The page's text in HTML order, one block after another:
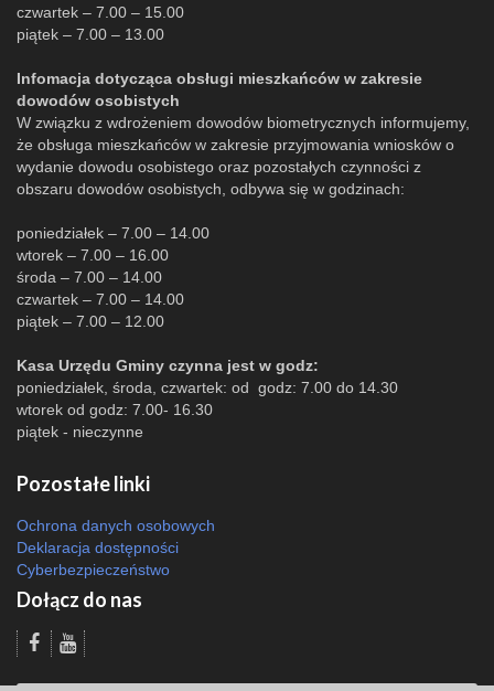
czwartek – 7.00 – 15.00
piątek – 7.00 – 13.00
Infomacja dotycząca obsługi mieszkańców w zakresie
dowodów osobistych
W związku z wdrożeniem dowodów biometrycznych informujemy,
że obsługa mieszkańców w zakresie przyjmowania wniosków o
wydanie dowodu osobistego oraz pozostałych czynności z
obszaru dowodów osobistych, odbywa się w godzinach:
poniedziałek – 7.00 – 14.00
wtorek – 7.00 – 16.00
środa – 7.00 – 14.00
czwartek – 7.00 – 14.00
piątek – 7.00 – 12.00
Kasa Urzędu Gminy czynna jest w godz:
poniedziałek, środa, czwartek: od godz: 7.00 do 14.30
wtorek od godz: 7.00- 16.30
piątek - nieczynne
Pozostałe linki
Ochrona danych osobowych
Deklaracja dostępności
Cyberbezpieczeństwo
Dołącz do nas